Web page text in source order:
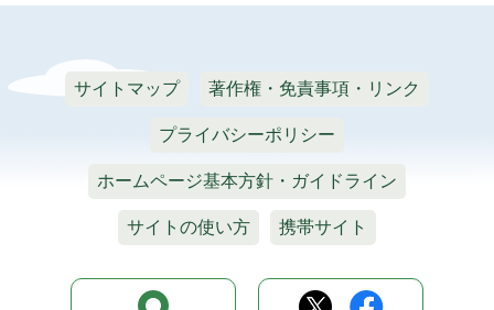
サイトマップ 著作権・免責事項・リンク
プライバシーポリシー
ホームページ基本方針・ガイドライン
サイトの使い方 携帯サイト